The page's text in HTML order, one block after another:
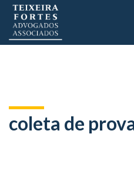
coleta de